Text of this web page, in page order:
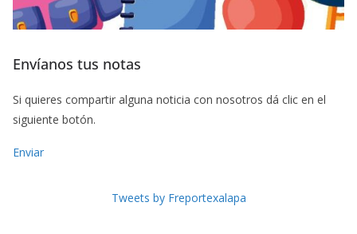
Envíanos tus notas
Si quieres compartir alguna noticia con nosotros dá clic en el
siguiente botón.
Enviar
Tweets by Freportexalapa